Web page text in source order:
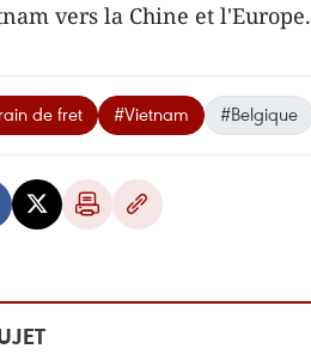
vers la Chine et
de fret #Vietnam #Belgique